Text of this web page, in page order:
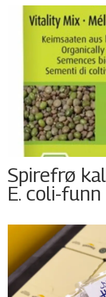
Spirefrø
E. coli-funn